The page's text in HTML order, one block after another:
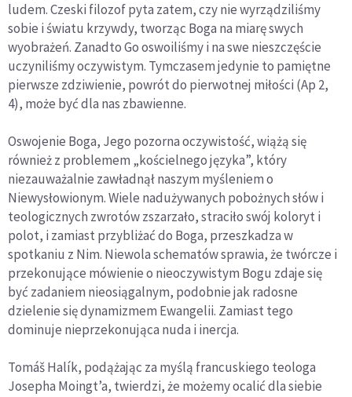
ludem. Czeski filozof pyta zatem, czy nie wyrządziliśmy
sobie i światu krzywdy, tworząc Boga na miarę swych
wyobrażeń. Zanadto Go oswoiliśmy i na swe nieszczęście
uczyniliśmy oczywistym. Tymczasem jedynie to pamiętne
pierwsze zdziwienie, powrót do pierwotnej miłości (Ap 2,
4), może być dla nas zbawienne.
Oswojenie Boga, Jego pozorna oczywistość, wiążą się
również z problemem „kościelnego języka”, który
niezauważalnie zawładnął naszym myśleniem o
Niewysłowionym. Wiele nadużywanych pobożnych słów i
teologicznych zwrotów zszarzało, straciło swój koloryt i
polot, i zamiast przybliżać do Boga, przeszkadza w
spotkaniu z Nim. Niewola schematów sprawia, że twórcze i
przekonujące mówienie o nieoczywistym Bogu zdaje się
być zadaniem nieosiągalnym, podobnie jak radosne
dzielenie się dynamizmem Ewangelii. Zamiast tego
dominuje nieprzekonująca nuda i inercja.
Tomáš Halík, podążając za myślą francuskiego teologa
Josepha Moingt’a, twierdzi, że możemy ocalić dla siebie